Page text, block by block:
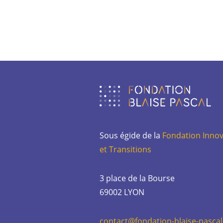
Sous égide de la Fondation
et Transitions
3 place de la Bourse
69002 LYON